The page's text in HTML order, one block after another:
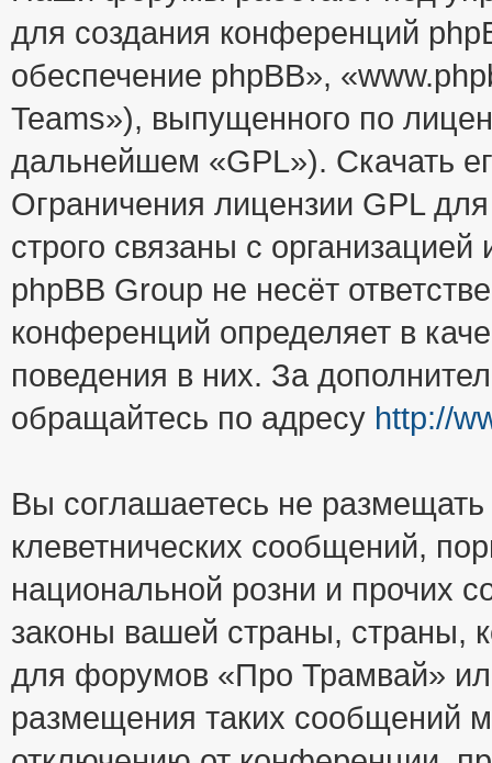
для создания конференций
обеспечение phpBB»,
Teams»), выпущенного по
дальнейшем «GPL»). Скачать
Ограничения лицензии GPL
строго связаны с
phpBB Group не несёт
конференций определяет в
поведения в них. За
обращайтесь по адресу http://
Вы соглашаетесь не
клеветнических сообщений,
национальной розни и прочих
законы вашей страны, страны,
для форумов «Про Трамвай»
размещения таких сообщений